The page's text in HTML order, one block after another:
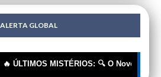
ALERTA GLOBAL
ÚLTIMOS MISTÉRIOS: 🔍 O Novo Rótulo,